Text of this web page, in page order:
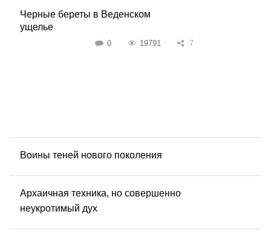
Черные береты в Веденском
ущелье
0 19791 7
Воины теней нового поколения
Архаичная техника, но совершенно
неукротимый дух